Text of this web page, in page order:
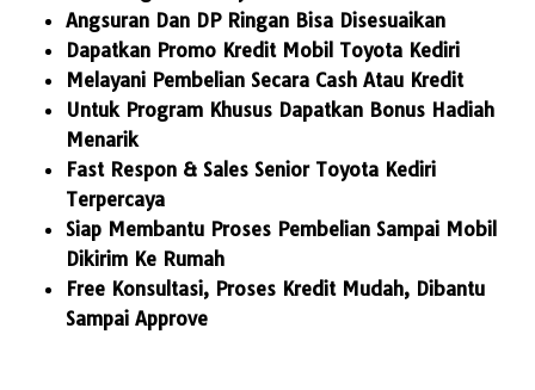
Angsuran Dan DP Ringan Bisa Disesuaikan
Dapatkan Promo Kredit Mobil Toyota Kediri
Melayani Pembelian Secara Cash Atau Kredit
Untuk Program Khusus Dapatkan Bonus Hadiah
Menarik
Fast Respon & Sales Senior Toyota Kediri
Terpercaya
Siap Membantu Proses Pembelian Sampai Mobil
Dikirim Ke Rumah
Free Konsultasi, Proses Kredit Mudah, Dibantu
Sampai Approve